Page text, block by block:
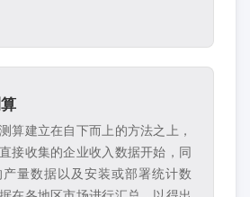
算建立在自下而上的方法之上，
接收集的企业收入数据开始，同
量数据以及安装或部署统计数